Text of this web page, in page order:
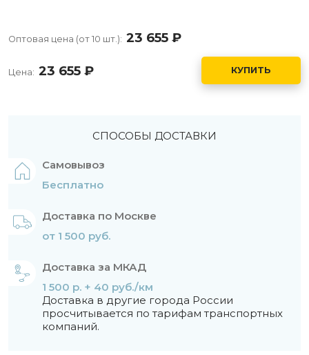
Оптовая цена (от 10 шт.): 23 655
Цена: 23 655 КУПИТЬ
СПОСОБЫ ДОСТАВКИ
Самовывоз
Бесплатно
Доставка по Москве
от 1 500 руб.
Доставка за МКАД
1 500 р. + 40 руб./км
Доставка в другие города России
просчитывается по тарифам транспортных
компаний.